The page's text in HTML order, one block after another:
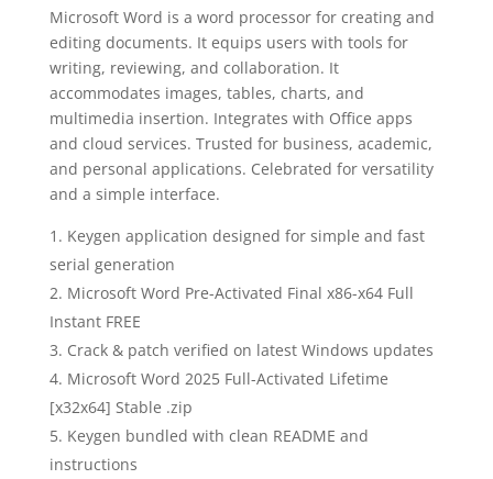
Microsoft Word is a word processor for creating and
editing documents. It equips users with tools for
writing, reviewing, and collaboration. It
accommodates images, tables, charts, and
multimedia insertion. Integrates with Office apps
and cloud services. Trusted for business, academic,
and personal applications. Celebrated for versatility
and a simple interface.
Keygen application designed for simple and fast
serial generation
Microsoft Word Pre-Activated Final x86-x64 Full
Instant FREE
Crack & patch verified on latest Windows updates
Microsoft Word 2025 Full-Activated Lifetime
[x32x64] Stable .zip
Keygen bundled with clean README and
instructions